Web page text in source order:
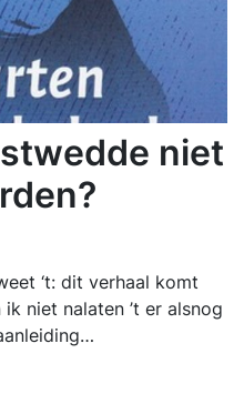
niet
‘t: dit verhaal komt
niet nalaten ’t er alsnog